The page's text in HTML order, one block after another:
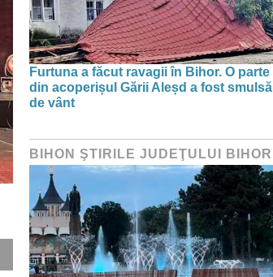
Furtuna a făcut ravagii în Bihor. O parte
din acoperișul Gării Aleșd a fost smulsă
de vânt
BIHON ŞTIRILE JUDEŢULUI BIHOR